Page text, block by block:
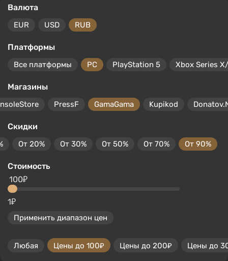
Валюта
EUR USD RUB
Платформы
Все платформы PC PlayStation 5 Xbox Series
Магазины
PressF GamaGama Kupikod
Скидки
От 20% От 30% От 50% От 70% От 90%
Стоимость
1₽
100₽
Применить диапазон цен
Любая Цены до 100₽ Цены до 200₽ Цены до